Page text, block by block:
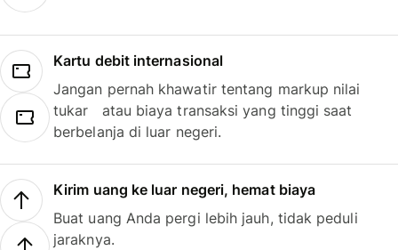
Kartu debit internasional
Jangan pernah khawatir tentang markup nilai
tukar atau biaya transaksi yang tinggi saat
berbelanja di luar negeri.
Kirim uang ke luar negeri, hemat biaya
Buat uang Anda pergi lebih jauh, tidak peduli
jaraknya.